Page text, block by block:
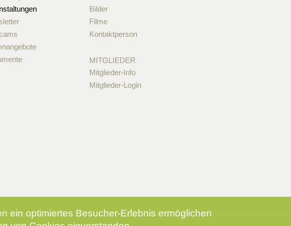
Bilder
Filme
Kontaktperson
MITGLIEDER
Mitglieder-Info
Mitglieder-Login
ein optimiertes Besucher-Erlebnis ermöglichen